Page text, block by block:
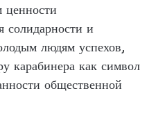
ценности
солидарности и
людям успехов,
карабинера как символ
общественной